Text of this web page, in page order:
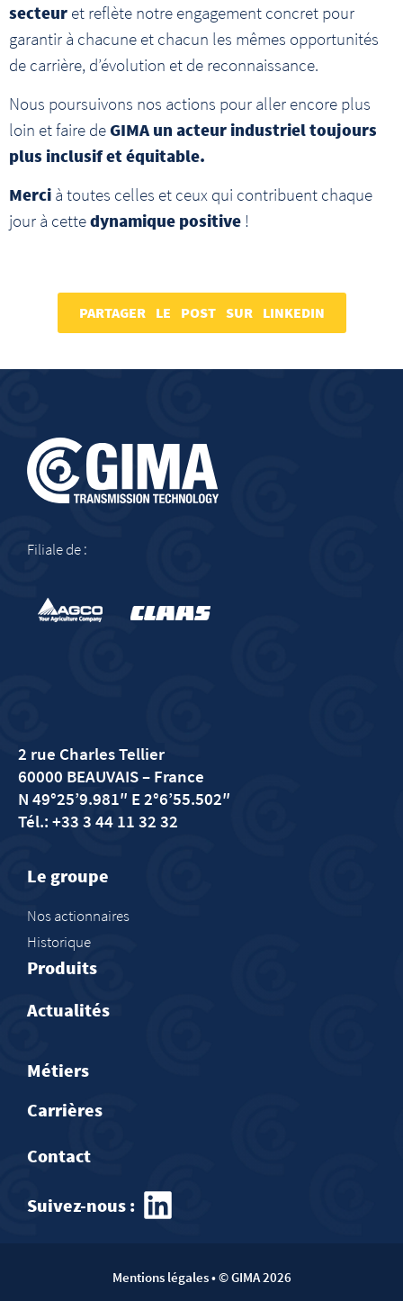
secteur et reflète notre engagement concret pour
garantir à chacune et chacun les mêmes opportunités
de carrière, d’évolution et de reconnaissance.
Nous poursuivons nos actions pour aller encore plus
loin et faire deGIMA un acteur industriel toujours
plus inclusif et équitable.
Merci à toutes celles et ceux qui contribuent chaque
jour à cettedynamique positive !
PARTAGER LE POST SUR LINKEDIN
Filiale de :
2 rue Charles Tellier
60000 BEAUVAIS– France
N 49°25’9.981″ E 2°6’55.502″
Tél.: +33 3 44 11 32 32
Le groupe
Nos actionnaires
Historique
Produits
Actualités
Métiers
Carrières
Contact
Suivez-nous :​
Mentions légales• © GIMA 2026